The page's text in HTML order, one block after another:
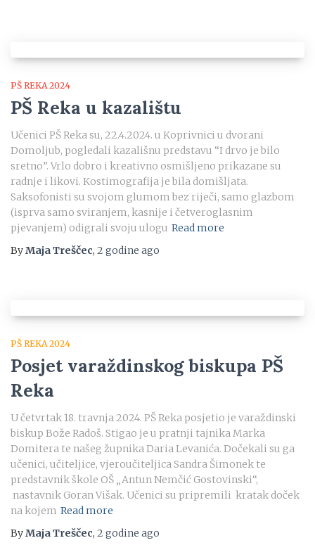
PŠ REKA 2024
PŠ Reka u kazalištu
Učenici PŠ Reka su, 22.4.2024. u Koprivnici u dvorani
Domoljub, pogledali kazališnu predstavu “I drvo je bilo
sretno”. Vrlo dobro i kreativno osmišljeno prikazane su
radnje i likovi. Kostimografija je bila domišljata.
Saksofonisti su svojom glumom bez riječi, samo glazbom
(isprva samo sviranjem, kasnije i četveroglasnim
pjevanjem) odigrali svoju ulogu Read more
ByMaja Treščec, 2 godine ago
PŠ REKA 2024
Posjet varaždinskog biskupa PŠ
Reka
U četvrtak 18. travnja 2024. PŠ Reka posjetio je varaždinski
biskup Bože Radoš. Stigao je u pratnji tajnika Marka
Domitera te našeg župnika Daria Levanića. Dočekali su ga
učenici, učiteljice, vjeroučiteljica Sandra Šimonek te
predstavnik škole OŠ „Antun Nemčić Gostovinski“,
nastavnik Goran Višak. Učenici su pripremili kratak doček
na kojem Read more
ByMaja Treščec, 2 godine ago